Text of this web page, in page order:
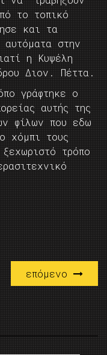
το τοπικό
και τα
στην
η Κυψέλη
Διον. Πέττα.
γράφτηκε ο
αυτής της
φίλων που εδω
χόμπι τους
τρόπο
επόμενο